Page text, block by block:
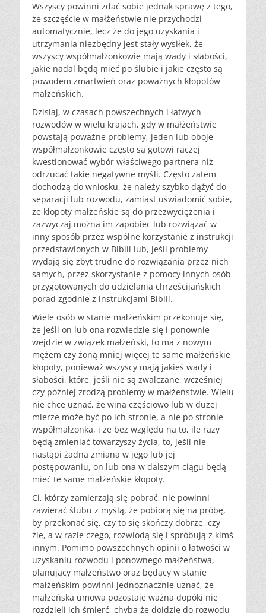
Wszyscy powinni zdać sobie jednak sprawę z tego,
że szczęście w małżeństwie nie przychodzi
automatycznie, lecz że do jego uzyskania i
utrzymania niezbędny jest stały wysiłek, że
wszyscy współmałżonkowie mają wady i słabości,
jakie nadal będą mieć po ślubie i jakie często są
powodem zmartwień oraz poważnych kłopotów
małżeńskich.
Dzisiaj, w czasach powszechnych i łatwych
rozwodów w wielu krajach, gdy w małżeństwie
powstają poważne problemy, jeden lub oboje
współmałżonkowie często są gotowi raczej
kwestionować wybór właściwego partnera niż
odrzucać takie negatywne myśli. Często zatem
dochodzą do wniosku, że należy szybko dążyć do
separacji lub rozwodu, zamiast uświadomić sobie,
że kłopoty małżeńskie są do przezwyciężenia i
zazwyczaj można im zapobiec lub rozwiązać w
inny sposób przez wspólne korzystanie z instrukcji
przedstawionych w Biblii lub, jeśli problemy
wydają się zbyt trudne do rozwiązania przez nich
samych, przez skorzystanie z pomocy innych osób
przygotowanych do udzielania chrześcijańskich
porad zgodnie z instrukcjami Biblii.
Wiele osób w stanie małżeńskim przekonuje się,
że jeśli on lub ona rozwiedzie się i ponownie
wejdzie w związek małżeński, to ma z nowym
mężem czy żoną mniej więcej te same małżeńskie
kłopoty, ponieważ wszyscy mają jakieś wady i
słabości, które, jeśli nie są zwalczane, wcześniej
czy później zrodzą problemy w małżeństwie. Wielu
nie chce uznać, że wina częściowo lub w dużej
mierze może być po ich stronie, a nie po stronie
współmałżonka, i że bez względu na to, ile razy
będą zmieniać towarzyszy życia, to, jeśli nie
nastąpi żadna zmiana w jego lub jej
postępowaniu, on lub ona w dalszym ciągu będą
mieć te same małżeńskie kłopoty.
Ci, którzy zamierzają się pobrać, nie powinni
zawierać ślubu z myślą, że pobiorą się na próbę,
by przekonać się, czy to się skończy dobrze, czy
źle, a w razie czego, rozwiodą się i spróbują z kimś
innym. Pomimo powszechnych opinii o łatwości w
uzyskaniu rozwodu i ponownego małżeństwa,
planujący małżeństwo oraz będący w stanie
małżeńskim powinni jednoznacznie uznać, że
małżeńska umowa pozostaje ważna dopóki nie
rozdzieli ich śmierć, chyba że dojdzie do rozwodu